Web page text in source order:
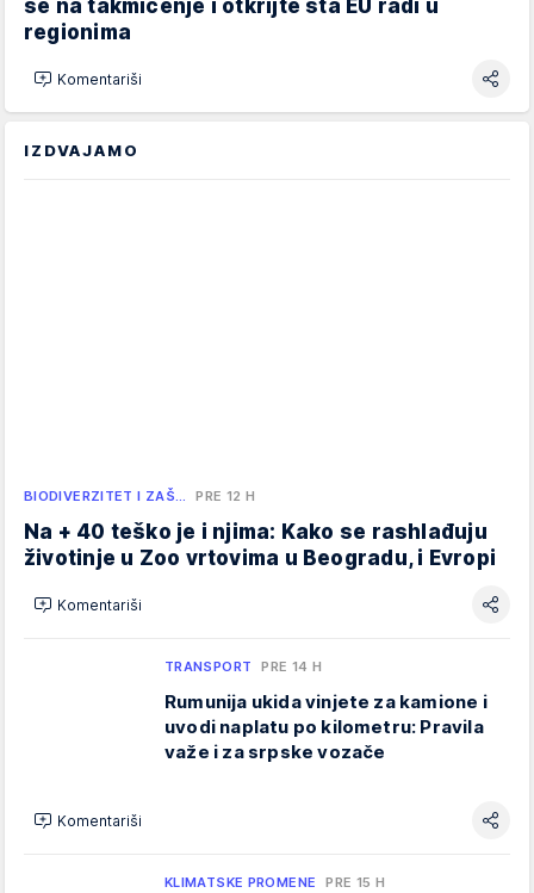
se na takmičenje i otkrijte šta EU radi u
regionima
Komentariši
IZDVAJAMO
BIODIVERZITET I ZAŠ… PRE 12 H
Na + 40 teško je i njima: Kako se rashlađuju
životinje u Zoo vrtovima u Beogradu, i Evropi
Komentariši
TRANSPORT PRE 14 H
Rumunija ukida vinjete za kamione i
uvodi naplatu po kilometru: Pravila
važe i za srpske vozače
Komentariši
KLIMATSKE PROMENE PRE 15 H